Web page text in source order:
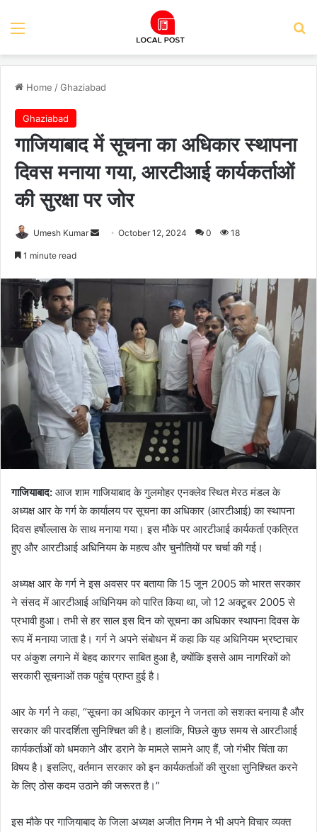
Menu
Home /Ghaziabad
Ghaziabad
गाजियाबाद में सूचना का अधिकार स्थापना
दिवस मनाया गया, आरटीआई कार्यकर्ताओं
की सुरक्षा पर जोर
Umesh Kumar
SendOctober 12, 2024 0 18
1 minute read
गाजियाबाद: आज शाम गाजियाबाद के गुलमोहर एनक्लेव स्थित मेरठ मंडल के
अध्यक्ष आर के गर्ग के कार्यालय पर सूचना का अधिकार (आरटीआई) का स्थापना
दिवस हर्षोल्लास के साथ मनाया गया। इस मौके पर आरटीआई कार्यकर्ता एकत्रित
हुए और आरटीआई अधिनियम के महत्व और चुनौतियों पर चर्चा की गई।
अध्यक्ष आर के गर्ग ने इस अवसर पर बताया कि 15 जून 2005 को भारत सरकार
ने संसद में आरटीआई अधिनियम को पारित किया था, जो 12 अक्टूबर 2005 से
प्रभावी हुआ। तभी से हर साल इस दिन को सूचना का अधिकार स्थापना दिवस के
रूप में मनाया जाता है। गर्ग ने अपने संबोधन में कहा कि यह अधिनियम भ्रष्टाचार
पर अंकुश लगाने में बेहद कारगर साबित हुआ है, क्योंकि इससे आम नागरिकों को
सरकारी सूचनाओं तक पहुंच प्राप्त हुई है।
आर के गर्ग ने कहा, “सूचना का अधिकार कानून ने जनता को सशक्त बनाया है और
सरकार की पारदर्शिता सुनिश्चित की है। हालांकि, पिछले कुछ समय से आरटीआई
कार्यकर्ताओं को धमकाने और डराने के मामले सामने आए हैं, जो गंभीर चिंता का
विषय है। इसलिए, वर्तमान सरकार को इन कार्यकर्ताओं की सुरक्षा सुनिश्चित करने
के लिए ठोस कदम उठाने की जरूरत है।”
इस मौके पर गाजियाबाद के जिला अध्यक्ष अजीत निगम ने भी अपने विचार व्यक्त